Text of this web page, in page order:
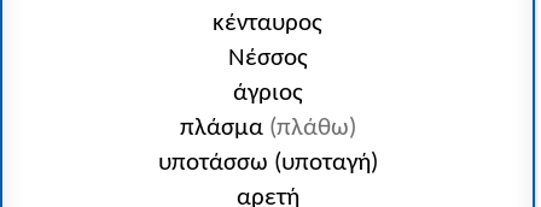
κένταυρος
Νέσσος
άγριος
πλάσμα(πλάθω)
υποτάσσω (υποταγή)
αρετή